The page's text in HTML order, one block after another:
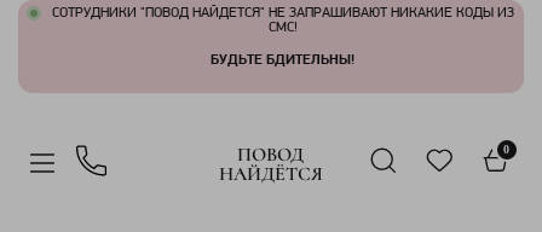
СОТРУДНИКИ "ПОВОД НАЙДЕТСЯ" НЕ ЗАПРАШИВАЮТ НИКАКИЕ КОДЫ ИЗ
СМС!
БУДЬТЕ БДИТЕЛЬНЫ!
ПОВОД
НАЙДЁТСЯ
0